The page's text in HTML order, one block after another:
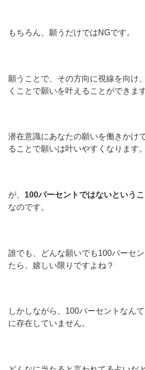
もちろん、願うだけではNGです。
願うことで、その方向に視線を向け
くことで願いを叶えることができます
潜在意識にあなたの願いを働きかけ
ることで願いは叶いやすくなります。
が、 100パーセントではないという
なのです。
誰でも、どんな願いでも100パーセ
たら、嬉しい限りですよね？
しかしながら、100パーセントなん
に存在していません。